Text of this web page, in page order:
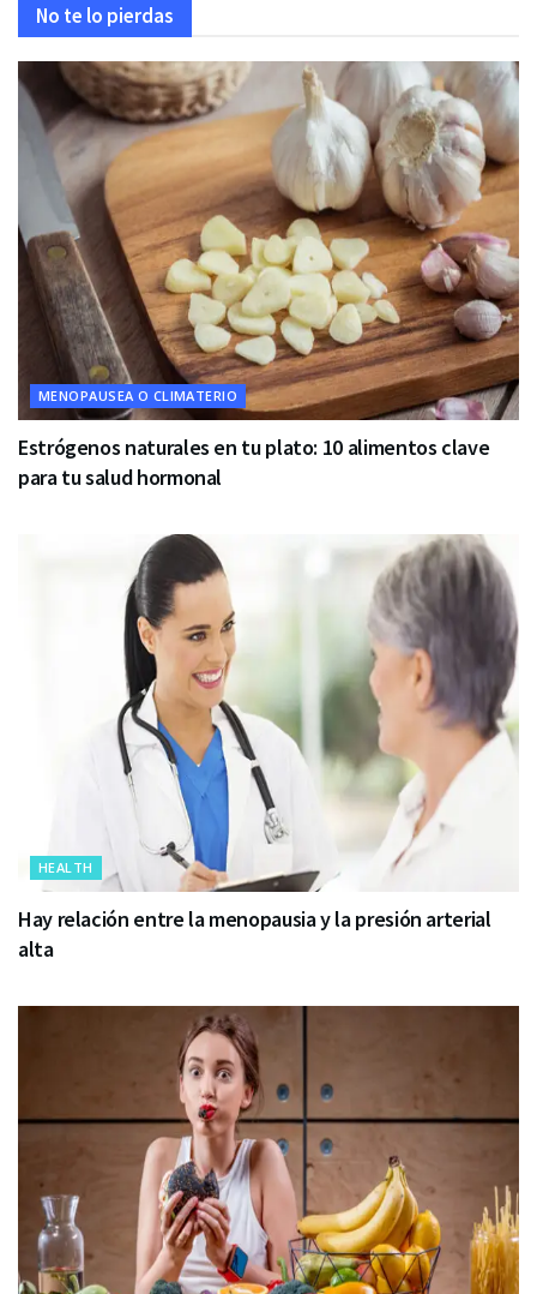
No te lo pierdas
MENOPAUSEA O CLIMATERIO
Estrógenos naturales en tu plato: 10 alimentos clave
para tu salud hormonal
HEALTH
Hay relación entre la menopausia y la presión arterial
alta